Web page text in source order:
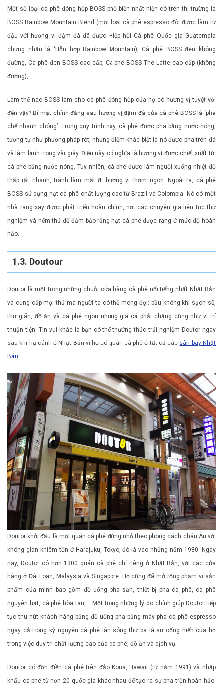
Một số loại cà phê đóng hộp BOSS phổ biến nhất hiện có trên thị trường là
BOSS Rainbow Mountain Blend (một loại cà phê espresso đôi được làm từ
đậu với hương vị đậm đà đã được Hiệp hội Cà phê Quốc gia Guatemala
chứng nhận là ‘Hỗn hợp Rainbow Mountain), Cà phê BOSS đen không
đường, Cà phê đen BOSS cao cấp, Cà phê BOSS The Latte cao cấp (không
đường),…
Làm thế nào BOSS làm cho cà phê đóng hộp của họ có hương vị tuyệt vời
đến vậy? Bí mật chính đằng sau hương vị đậm đà của cà phê BOSS là ‘pha
chế nhanh chóng’. Trong quy trình này, cà phê được pha bằng nước nóng,
tương tự như phương pháp rót, nhưng điểm khác biệt là nó được pha trên đá
và làm lạnh trong vài giây. Điều này có nghĩa là hương vị được chiết xuất từ ​​
cà phê bằng nước nóng. Tuy nhiên, cà phê được làm nguội xuống nhiệt độ
thấp rất nhanh, tránh làm mất đi hương vị thơm ngon. Ngoài ra, cà phê
BOSS sử dụng hạt cà phê chất lượng cao từ Brazil và Colombia. Nó có một
nhà rang xay được phát triển hoàn chỉnh, nơi các chuyên gia liên tục thử
nghiệm và nếm thử để đảm bảo rằng hạt cà phê được rang ở mức độ hoàn
hảo.
1.3. Doutour
Doutor là một trong những chuỗi cửa hàng cà phê nổi tiếng nhất Nhật Bản
và cung cấp mọi thứ mà người ta có thể mong đợi: bầu không khí sạch sẽ,
thư giãn, đồ ăn và cà phê ngon nhưng giá cả phải chăng cũng như vị trí
thuận tiện. Tin vui khác là bạn có thể thưởng thức trải nghiệm Doutor ngay
sau khi hạ cánh ở Nhật Bản vì họ có quán cà phê ở tất cả các sân bay Nhật
Bản.
Doutor khởi đầu là một quán cà phê đứng nhỏ theo phong cách châu Âu với
không gian khiêm tốn ở Harajuku, Tokyo, đó là vào những năm 1980. Ngày
nay, Doutor có hơn 1300 quán cà phê chỉ riêng ở Nhật Bản, với các cửa
hàng ở Đài Loan, Malaysia và Singapore. Họ cũng đã mở rộng phạm vi sản
phẩm của mình bao gồm đồ uống pha sẵn, thiết bị pha cà phê, cà phê
nguyên hạt, cà phê hòa tan,… Một trong những lý do chính giúp Doutor tiếp
tục thu hút khách hàng bằng đồ uống pha bằng máy pha cà phê espresso
ngay cả trong kỷ nguyên cà phê làn sóng thứ ba là sự cống hiến của họ
trong việc duy trì chất lượng cao của cà phê, đồ ăn và dịch vụ.
Doutor có đồn điền cà phê trên đảo Kona, Hawaii (từ năm 1991) và nhập
khẩu cà phê từ hơn 20 quốc gia khác nhau để tạo ra sự pha trộn hoàn hảo.